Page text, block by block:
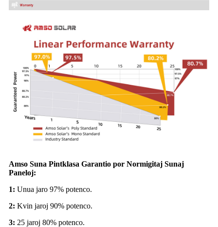
Amso Suna Pintklasa Garantio por Normigitaj Sunaj
Paneloj:
1: Unua jaro 97% potenco.
2: Kvin jaroj 90% potenco.
3: 25 jaroj 80% potenco.